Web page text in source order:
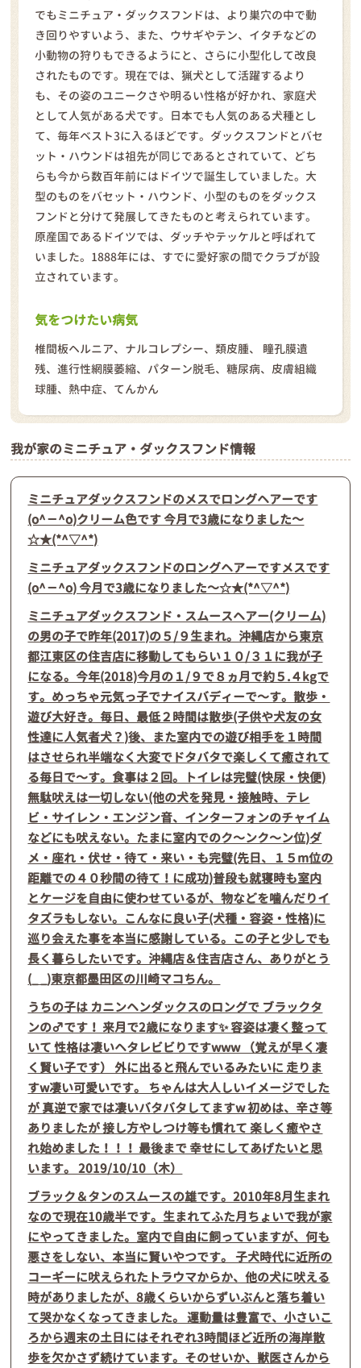
でもミニチュア・ダックスフンドは、より巣穴の中で動
き回りやすいよう、また、ウサギやテン、イタチなどの
小動物の狩りもできるようにと、さらに小型化して改良
されたものです。現在では、猟犬として活躍するより
も、その姿のユニークさや明るい性格が好かれ、家庭犬
として人気がある犬です。日本でも人気のある犬種とし
て、毎年ベスト3に入るほどです。ダックスフンドとバセ
ット・ハウンドは祖先が同じであるとされていて、どち
らも今から数百年前にはドイツで誕生していました。大
型のものをバセット・ハウンド、小型のものをダックス
フンドと分けて発展してきたものと考えられています。
原産国であるドイツでは、ダッチやテッケルと呼ばれて
いました。1888年には、すでに愛好家の間でクラブが設
立されています。
気をつけたい病気
椎間板ヘルニア、ナルコレプシー、類皮腫、 瞳孔膜遺
残、進行性網膜萎縮、パターン脱毛、糖尿病、皮膚組織
球腫、熱中症、てんかん
我が家のミニチュア・ダックスフンド情報
ミニチュアダックスフンドのメスでロングヘアーです
(o^－^o)クリーム色です 今月で3歳になりました～
☆★(*^▽^*)
ミニチュアダックスフンドのロングヘアーですメスです
(o^－^o) 今月で3歳になりました～☆★(*^▽^*)
ミニチュアダックスフンド・スムースヘアー(クリーム)
の男の子で昨年(2017)の５/９生まれ。沖縄店から東京
都江東区の住吉店に移動してもらい１０/３１に我が子
になる。今年(2018)今月の１/９で８ヵ月で約５.４kgで
す。めっちゃ元気っ子でナイスバディーで〜す。散歩・
遊び大好き。毎日、最低２時間は散歩(子供や犬友の女
性達に人気者犬？)後、また室内での遊び相手を１時間
はさせられ半端なく大変でドタバタで楽しくて癒されて
る毎日で〜す。食事は２回。トイレは完璧(快尿・快便)
無駄吠えは一切しない(他の犬を発見・接触時、テレ
ビ・サイレン・エンジン音、インターフォンのチャイム
などにも吠えない。たまに室内でのク〜ンク〜ン位)ダ
メ・座れ・伏せ・待て・来い・も完璧(先日、１５m位の
距離での４０秒間の待て！に成功)普段も就寝時も室内
とケージを自由に使わせているが、物などを噛んだりイ
タズラもしない。こんなに良い子(犬種・容姿・性格)に
巡り会えた事を本当に感謝している。この子と少しでも
長く暮らしたいです。沖縄店＆住吉店さん、ありがとう
(_ _)東京都墨田区の川崎マコちん。
うちの子は カニンヘンダックスのロングで ブラックタ
ンの♂です！ 来月で2歳になります✨ 容姿は凄く整って
いて 性格は凄いヘタレビビりですwww （覚えが早く凄
く賢い子です） 外に出ると飛んでいるみたいに 走りま
すw凄い可愛いです。 ちゃんは大人しいイメージでした
が 真逆で家では凄いバタバタしてますw 初めは、辛さ等
ありましたが 接し方やしつけ等も慣れて 楽しく癒やさ
れ始めました！！！ 最後まで 幸せにしてあげたいと思
います。 2019/10/10（木）
ブラック＆タンのスムースの雄です。2010年8月生まれ
なので現在10歳半です。生まれてふた月ちょいで我が家
にやってきました。室内で自由に飼っていますが、何も
悪さをしない、本当に賢いやつです。 子犬時代に近所の
コーギーに吠えられたトラウマからか、他の犬に吠える
時がありましたが、8歳くらいからずいぶんと落ち着い
て哭かなくなってきました。 運動量は豊富で、小さいこ
ろから週末の土日にはそれぞれ3時間ほど近所の海岸散
歩を欠かさず続けています。そのせいか、獣医さんから